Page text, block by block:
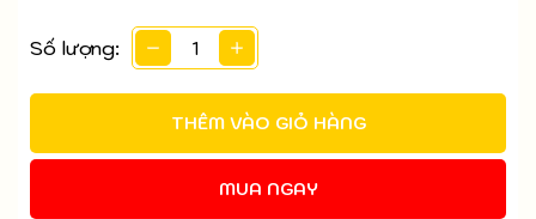
Số lượng:
THÊM VÀO GIỎ HÀNG
MUA NGAY
Ngày hết hạn: